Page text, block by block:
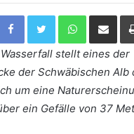
Facebook Twitter WhatsApp Per Email teilen
stellt eines der
der Schwäbischen Alb
um eine
ein Gefälle von 37